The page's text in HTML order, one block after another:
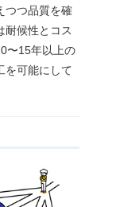
つつ品質を確
耐候性とコス
〜15年以上の
を可能にして